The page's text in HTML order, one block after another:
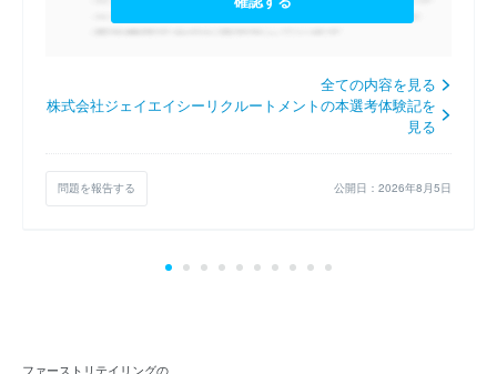
全ての内容を見る
株式会社ジェイエイシーリクルートメントの本選考体験記を
見る
問題を報告する 公開日：2026年8月5日
ファーストリテイリングの